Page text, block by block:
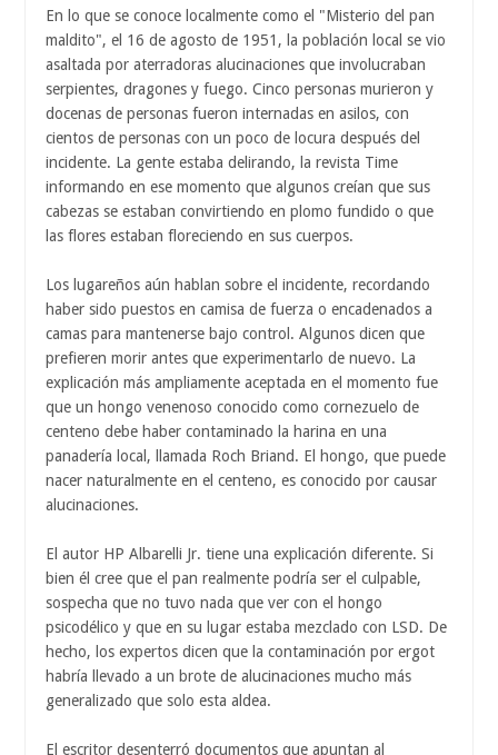
En lo que se conoce localmente como el "Misterio del pan
maldito", el 16 de agosto de 1951, la población local se vio
asaltada por aterradoras alucinaciones que involucraban
serpientes, dragones y fuego. Cinco personas murieron y
docenas de personas fueron internadas en asilos, con
cientos de personas con un poco de locura después del
incidente. La gente estaba delirando, la revista Time
informando en ese momento que algunos creían que sus
cabezas se estaban convirtiendo en plomo fundido o que
las flores estaban floreciendo en sus cuerpos.
Los lugareños aún hablan sobre el incidente, recordando
haber sido puestos en camisa de fuerza o encadenados a
camas para mantenerse bajo control. Algunos dicen que
prefieren morir antes que experimentarlo de nuevo. La
explicación más ampliamente aceptada en el momento fue
que un hongo venenoso conocido como cornezuelo de
centeno debe haber contaminado la harina en una
panadería local, llamada Roch Briand. El hongo, que puede
nacer naturalmente en el centeno, es conocido por causar
alucinaciones.
El autor HP Albarelli Jr. tiene una explicación diferente. Si
bien él cree que el pan realmente podría ser el culpable,
sospecha que no tuvo nada que ver con el hongo
psicodélico y que en su lugar estaba mezclado con LSD. De
hecho, los expertos dicen que la contaminación por ergot
habría llevado a un brote de alucinaciones mucho más
generalizado que solo esta aldea.
El escritor desenterró documentos que apuntan al